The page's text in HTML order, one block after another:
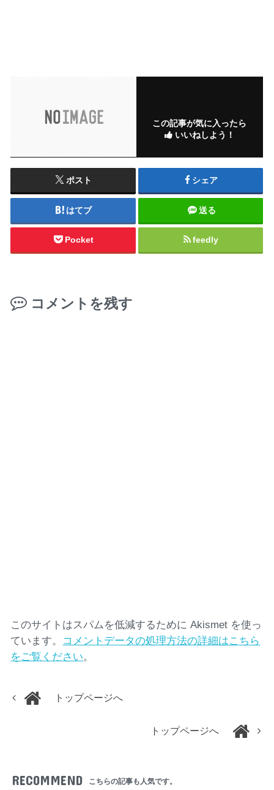
この記事が気に入ったら
いいねしよう！
ポスト シェア
はてブ 送る
Pocket feedly
コメントを残す
このサイトはスパムを低減するために Akismet を使っ
ています。 コメントデータの処理方法の詳細はこちら
をご覧ください。
トップページへ
トップページへ
RECOMMEND こちらの記事も人気です。